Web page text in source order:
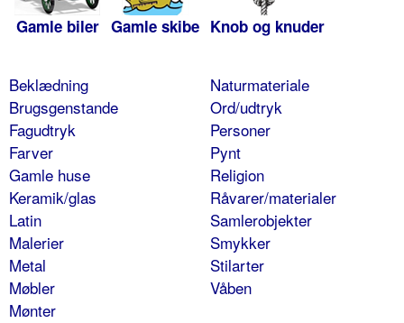
Gamle biler Gamle skibe Knob og knuder
Beklædning
Brugsgenstande
Fagudtryk
Farver
Gamle huse
Keramik/glas
Latin
Malerier
Metal
Møbler
Mønter
Naturmateriale
Ord/udtryk
Personer
Pynt
Religion
Råvarer/materialer
Samlerobjekter
Smykker
Stilarter
Våben